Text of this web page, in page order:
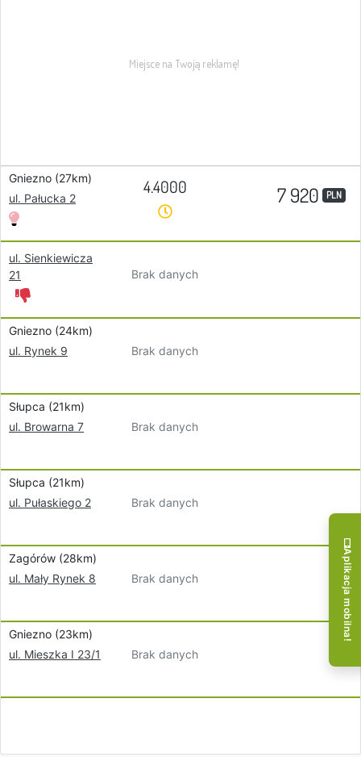
Gniezno (27km)
ul. Pałucka 2
4.4000 7 920 PLN
ul. Sienkiewicza
21
Brak danych
Gniezno (24km)
ul. Rynek 9
Brak danych
Słupca (21km)
ul. Browarna 7
Brak danych
Słupca (21km)
ul. Pułaskiego 2
Brak danych
Zagórów (28km)
ul. Mały Rynek 8
Brak danych
Gniezno (23km)
ul. Mieszka I 23/1
Brak danych
Aplikacja mobilna!